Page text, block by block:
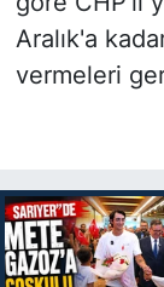
Aralık'a
vermeleri